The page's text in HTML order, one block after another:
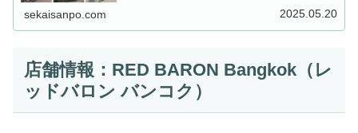
sekaisanpo.com 2025.05.20
店舗情報：RED BARON Bangkok（レ
ッドバロン バンコク）